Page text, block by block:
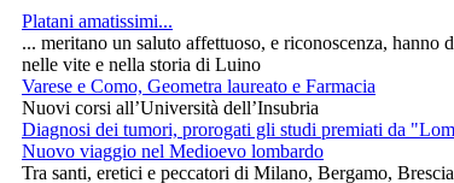
Platani amatissimi...
... meritano un saluto affettuoso, e riconoscenza,
nelle vite e nella storia di Luino
Varese e Como, Geometra laureato e Farmacia
Nuovi corsi all’Università dell’Insubria
Diagnosi dei tumori, prorogati gli studi premiati da
Nuovo viaggio nel Medioevo lombardo
Tra santi, eretici e peccatori di Milano, Bergamo,